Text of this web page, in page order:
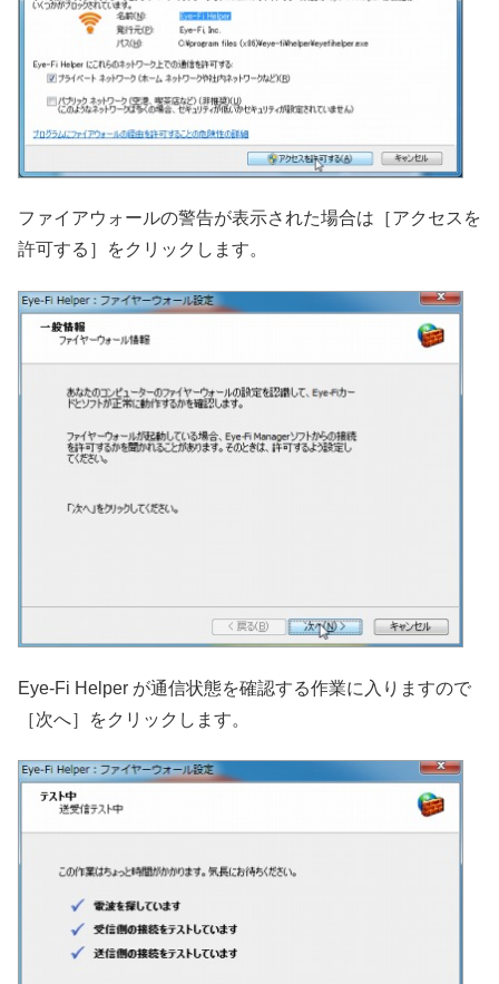
ファイアウォールの警告が表示された場合は［アクセスを
許可する］をクリックします。
Eye-Fi Helper が通信状態を確認する作業に入りますので
［次へ］をクリックします。